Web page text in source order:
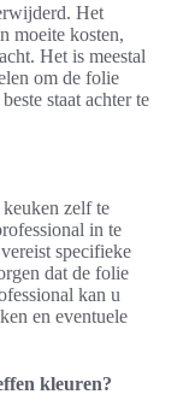
Het
moeite kosten,
Het is meestal
om de folie
staat achter te
zelf te
in te
specifieke
dat de folie
kan u
en eventuele
kleuren?